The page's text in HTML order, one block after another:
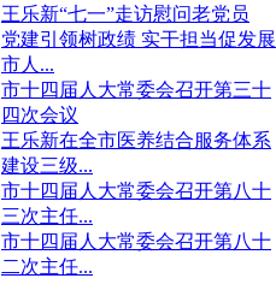
王乐新“七一”走访慰问老党员
党建引领树政绩 实干担当促发展
市人...
市十四届人大常委会召开第三十
四次会议
王乐新在全市医养结合服务体系
建设三级...
市十四届人大常委会召开第八十
三次主任...
市十四届人大常委会召开第八十
二次主任...